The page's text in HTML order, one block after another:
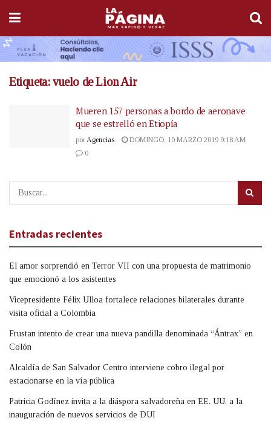
Etiqueta:vuelo de Lion Air
Mueren 157 personas a bordo de aeronave
que se estrelló en Etiopía
por Agencias
DOMINGO, 10 MARZO 2019 9:18 AM
0
Entradas recientes
El amor sorprendió en Terror VII con una propuesta de matrimonio
que emocionó a los asistentes
Vicepresidente Félix Ulloa fortalece relaciones bilaterales durante
visita oficial a Colombia
Frustan intento de crear una nueva pandilla denominada “Ántrax” en
Colón
Alcaldía de San Salvador Centro interviene cobro ilegal por
estacionarse en la vía pública
Patricia Godínez invita a la diáspora salvadoreña en EE. UU. a la
inauguración de nuevos servicios de DUI